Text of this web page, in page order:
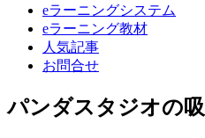
eラーニングシステム
eラーニング教材
人気記事
お問合せ
パンダスタジオの